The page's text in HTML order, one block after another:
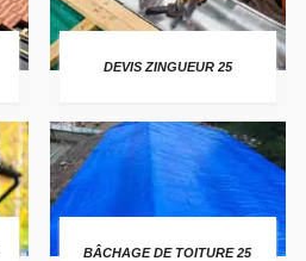
DEVIS ZINGUEUR 25
BÂCHAGE DE TOITURE 25